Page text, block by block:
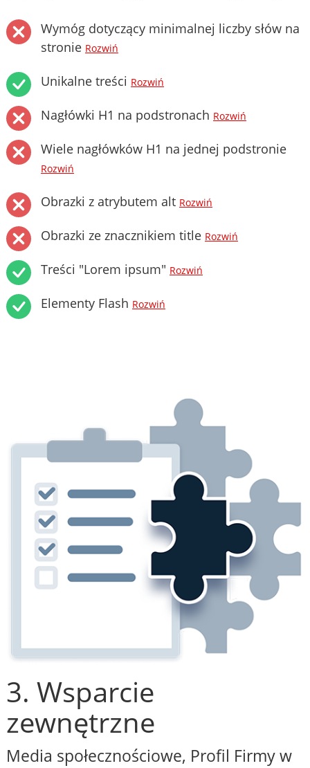
Wymóg dotyczący minimalnej liczby słów na
stronie Rozwiń
Unikalne treści Rozwiń
Nagłówki H1 na podstronach Rozwiń
Wiele nagłówków H1 na jednej podstronie
Rozwiń
Obrazki z atrybutem alt Rozwiń
Obrazki ze znacznikiem title Rozwiń
Treści "Lorem ipsum" Rozwiń
Elementy Flash Rozwiń
3. Wsparcie
zewnętrzne
Media społecznościowe, Profil Firmy w